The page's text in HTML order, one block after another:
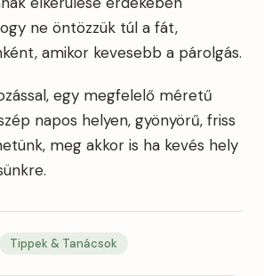
ne öntözzük túl a fát,
amikor kevesebb a párolgás.
egy megfelelő méretű
napos helyen, gyönyörű, friss
meg akkor is ha kevés hely
Tippek & Tanácsok